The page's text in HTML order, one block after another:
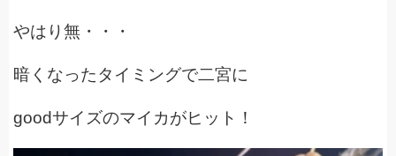
やはり無・・・
暗くなったタイミングで二宮に
goodサイズのマイカがヒット！